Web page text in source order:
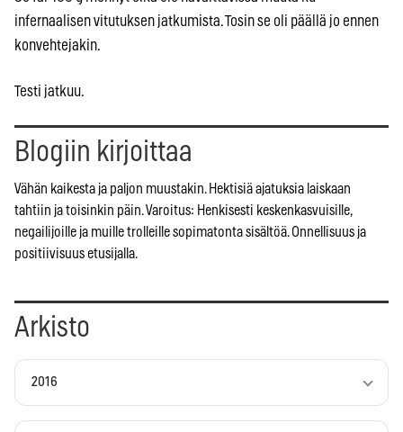
infernaalisen vitutuksen jatkumista. Tosin se oli päällä jo ennen
konvehtejakin.
Testi jatkuu.
Blogiin kirjoittaa
Vähän kaikesta ja paljon muustakin. Hektisiä ajatuksia laiskaan
tahtiin ja toisinkin päin. Varoitus: Henkisesti keskenkasvuisille,
negailijoille ja muille trolleille sopimatonta sisältöä. Onnellisuus ja
positiivisuus etusijalla.
Arkisto
2016